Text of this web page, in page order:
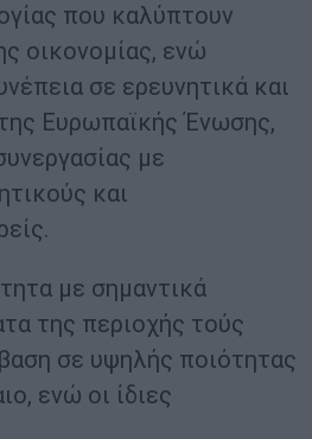
που καλύπτουν
οικονομίας, ενώ
σε ερευνητικά και
Ευρωπαϊκής Ένωσης,
με
και
με σημαντικά
της περιοχής τούς
σε υψηλής ποιότητας
ενώ οι ίδιες